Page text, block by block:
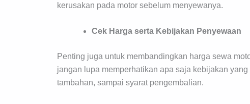
kerusakan pada motor sebelum menyewanya.
Cek Harga serta Kebijakan Penyewaan
Penting juga untuk membandingkan harga sewa
jangan lupa memperhatikan apa saja kebijakan
tambahan, sampai syarat pengembalian.